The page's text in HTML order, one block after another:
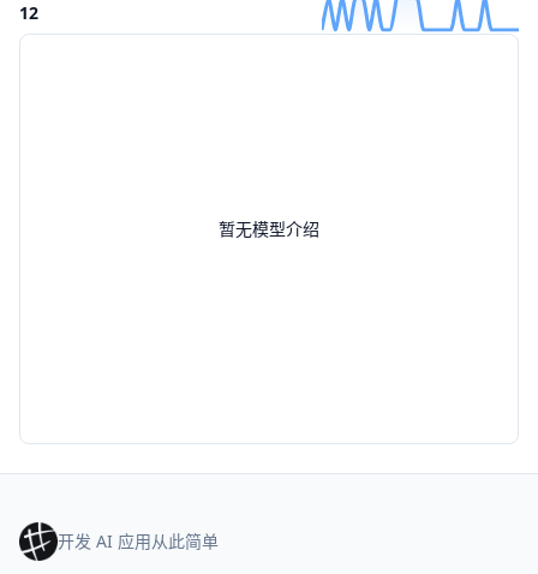
暂无模型介绍
12
开发 AI 应用从此简单